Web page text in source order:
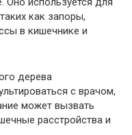
как запоры,
в кишечнике и
дерева
с врачом,
может вызвать
расстройства и